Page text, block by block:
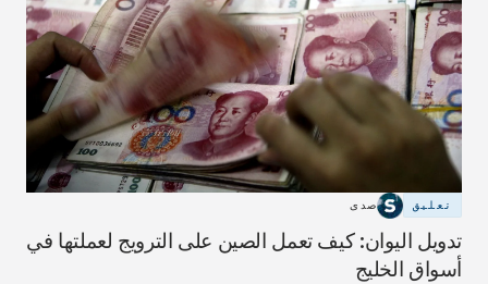
تعليق صدى
تدويل اليوان: كيف تعمل الصين على الترويج لعملتها في
أسواق الخليج